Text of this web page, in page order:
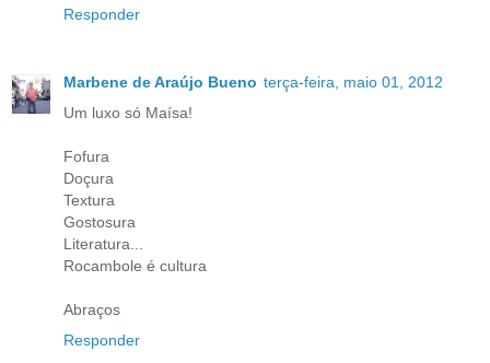
Responder
Marbene de Araújo Bueno terça-feira, maio 01, 2012
Um luxo só Maísa!
Fofura
Doçura
Textura
Gostosura
Literatura...
Rocambole é cultura
Abraços
Responder